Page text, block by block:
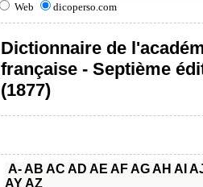
Web dicoperso.com
Dictionnaire de
française - Septième
(1877)
A-AB AC AD AE AFAGAH AI
AYAZ